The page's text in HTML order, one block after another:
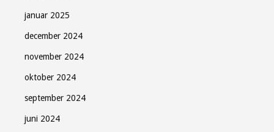
januar 2025
december 2024
november 2024
oktober 2024
september 2024
juni 2024